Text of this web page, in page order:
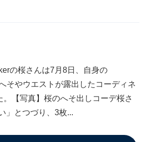
の桜さんは7月8日、自身の
そやウエストが露出したコーディネ
。【写真】桜のへそ出しコーデ桜さ
」とつづり、3枚...